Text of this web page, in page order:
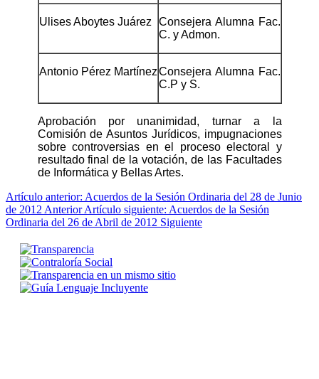
Ulises Aboytes Juárez
Consejera Alumna Fac.
C. y Admon.
Antonio Pérez MartínezConsejera Alumna Fac.
C.P y S.
Aprobación por unanimidad, turnar a la
Comisión de Asuntos Jurídicos, impugnaciones
sobre controversias en el proceso electoral y
resultado final de la votación, de las Facultades
de Informática y Bellas Artes.
Artículo anterior: Acuerdos de la Sesión Ordinaria del 28 de Junio
de 2012 Anterior Artículo siguiente: Acuerdos de la Sesión
Ordinaria del 26 de Abril de 2012 Siguiente